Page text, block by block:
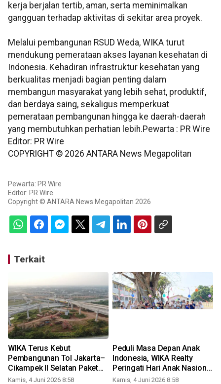
kerja berjalan tertib, aman, serta meminimalkan
gangguan terhadap aktivitas di sekitar area proyek.
Melalui pembangunan RSUD Weda, WIKA turut
mendukung pemerataan akses layanan kesehatan di
Indonesia. Kehadiran infrastruktur kesehatan yang
berkualitas menjadi bagian penting dalam
membangun masyarakat yang lebih sehat, produktif,
dan berdaya saing, sekaligus memperkuat
pemerataan pembangunan hingga ke daerah-daerah
yang membutuhkan perhatian lebih.Pewarta : PR Wire
Editor: PR Wire
COPYRIGHT © 2026 ANTARA News Megapolitan
Pewarta: PR Wire
Editor: PR Wire
Copyright © ANTARA News Megapolitan 2026
Terkait
WIKA Terus Kebut
Pembangunan Tol Jakarta–
Cikampek II Selatan Paket
2A, Progres Capai 85,20%
Kamis, 4 Juni 2026 8:58
Peduli Masa Depan Anak
Indonesia, WIKA Realty
Peringati Hari Anak Nasional
melalui TJSL "Spread The
Kamis, 4 Juni 2026 8:58